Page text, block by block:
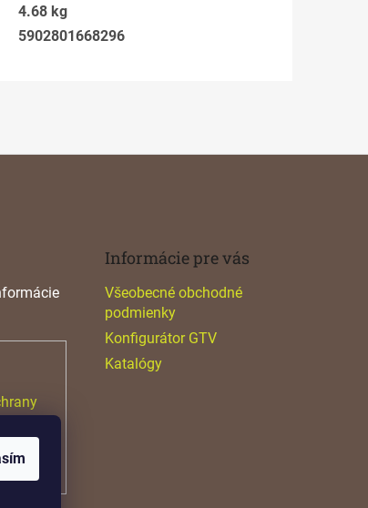
4.68 kg
5902801668296
Informácie pre vás
Všeobecné obchodné
podmienky
Konfigurátor GTV
Katalógy